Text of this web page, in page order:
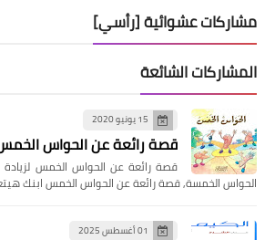
مشاركات عشوائية [رأسي]
المشاركات الشائعة
15 يونيو 2020
قصة رائعة عن الحواس
قصة رائعة عن الحواس الخمس
الحواس الخمسة, قصة رائعة عن الحواس الخمس ابنك
01 أغسطس 2025